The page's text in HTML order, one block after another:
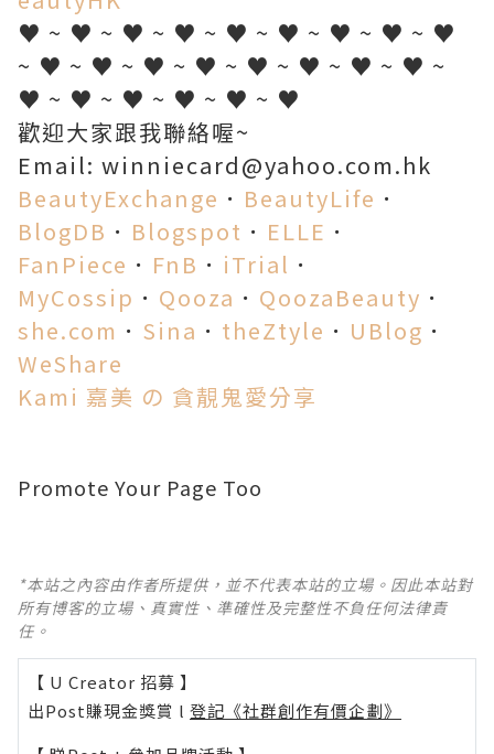
♥ ~ ♥ ~ ♥ ~ ♥ ~ ♥ ~ ♥ ~ ♥ ~ ♥ ~ ♥
~ ♥ ~ ♥ ~ ♥ ~ ♥ ~ ♥ ~ ♥ ~ ♥ ~ ♥ ~
♥ ~ ♥ ~ ♥ ~ ♥ ~ ♥ ~ ♥
歡迎大家跟我聯絡喔~
Email: winniecard@yahoo.com.hk
BeautyExchange ． BeautyLife ．
BlogDB ． Blogspot ． ELLE ．
FanPiece ． FnB ． iTrial ．
MyCossip ． Qooza ． QoozaBeauty ．
she.com ． Sina ． theZtyle ． UBlog ．
WeShare
Kami 嘉美 の 貪靚鬼愛分享
Promote Your Page Too
*本站之內容由作者所提供，並不代表本站的立場。因此本站對
所有博客的立場、真實性、準確性及完整性不負任何法律責
任。
【 U Creator 招募 】
出Post賺現金獎賞 l 登記《社群創作有價企劃》